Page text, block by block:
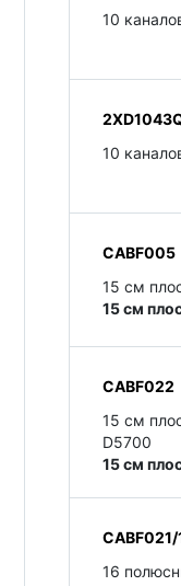
10
10
CABF005
15 см
15 см
CABF022
15 см
D5700
15 см
CABF021/
16